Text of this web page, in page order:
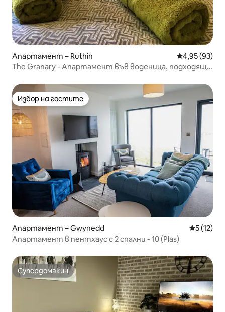
Апартамент – Ruthin Средна
4,95 (93)
The Granary - Апартамент във воденица, подходящ
Избор на гостите
Избор на гостите
Апартамент – Gwynedd Средна
5 (12)
Апартамент в пентхаус с 2 спални - 10 (Plas)
Супердомакин
Супердомакин